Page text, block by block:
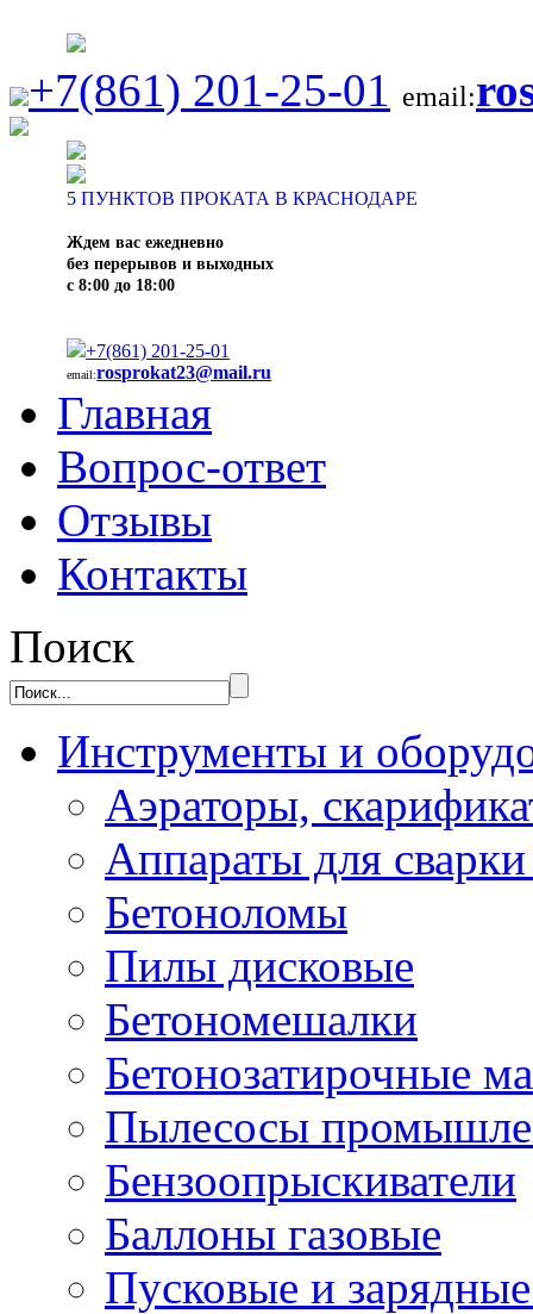
+7(861) 201-25-01 email:
5 ПУНКТОВ ПРОКАТА В КРАСНОДАРЕ
Ждем вас ежедневно
без перерывов и выходных
с 8:00 до 18:00
+7(861) 201-25-01
email:rosprokat23@mail.ru
Главная
Вопрос-ответ
Отзывы
Контакты
Поиск
Инструменты и
Аэраторы,
Аппараты для
Бетоноломы
Пилы дисковые
Бетономешалки
Бетонозатирочные
Пылесосы
Бензоопрыскиватели
Баллоны газовые
Пусковые и